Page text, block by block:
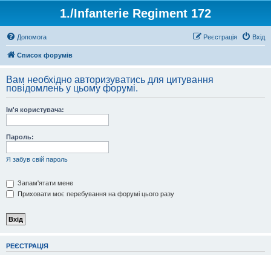
1./Infanterie Regiment 172
Допомога Вхід
Реєстрація
Список форумів
Вам необхідно авторизуватись для цитування
повідомлень у цьому форумі.
Ім'я користувача:
Пароль:
Я забув свій пароль
Запам'ятати мене
Приховати моє перебування на форумі цього разу
РЕЄСТРАЦІЯ